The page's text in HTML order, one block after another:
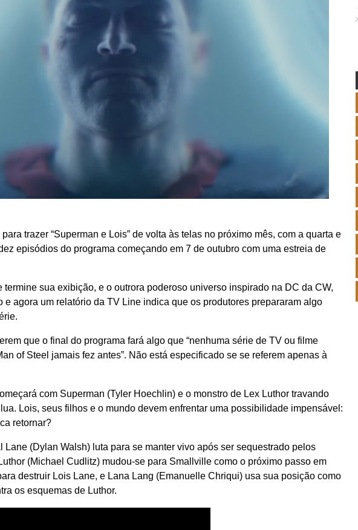
trazer “Superman e Lois” de volta às telas no próximo mês, com a quarta e
episódios do programa começando em 7 de outubro com uma estreia de
termine sua exibição, e o outrora poderoso universo inspirado na DC da CW,
e agora um relatório da TV Line indica que os produtores prepararam algo
que o final do programa fará algo que “nenhuma série de TV ou filme
of Steel jamais fez antes”. Não está especificado se se referem apenas à
com Superman (Tyler Hoechlin) e o monstro de Lex Luthor travando
Lois, seus filhos e o mundo devem enfrentar uma possibilidade impensável:
retornar?
Lane (Dylan Walsh) luta para se manter vivo após ser sequestrado pelos
(Michael Cudlitz) mudou-se para Smallville como o próximo passo em
destruir Lois Lane, e Lana Lang (Emanuelle Chriqui) usa sua posição como
os esquemas de Luthor.